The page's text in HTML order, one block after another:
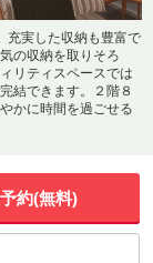
充実した収納も豊富で
の収納を取りそろ
リティスペースでは
結できます。２階８
かに時間を過ごせる
約(無料)